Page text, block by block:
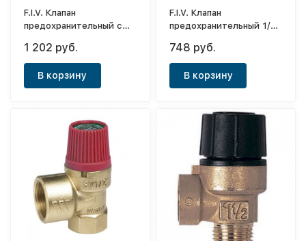
F.I.V. Клапан
предохранительный с
1 202 руб.
В корзину
F.I.V. Клапан
предохранительный 1/2-
748 руб.
В корзину